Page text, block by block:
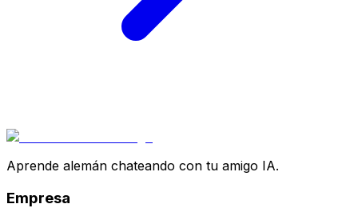
Aprende alemán chateando con tu amigo IA.
Empresa